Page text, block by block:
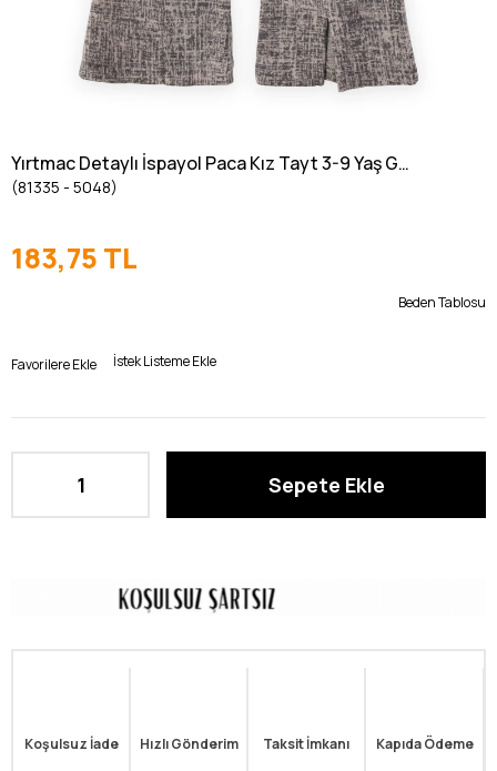
Yırtmac Detaylı İspayol Paca Kız Tayt 3-9 Yaş Gri
Melanj
(81335 - 5048)
183,75 TL
Beden Tablosu
Favorilere Ekle İstek Listeme Ekle
Koşulsuz İade Hızlı Gönderim Taksit İmkanı Kapıda Ödeme